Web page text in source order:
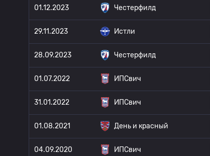
01.12.2023 Честерфилд
29.11.2023 Истли
28.09.2023 Честерфилд
01.07.2022 ИПСвич
31.01.2022 ИПСвич
01.08.2021 День и красный
04.09.2020 ИПСвич